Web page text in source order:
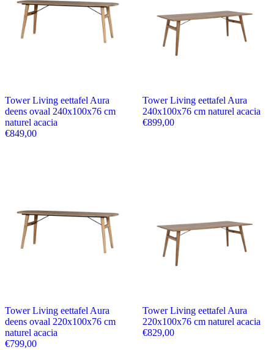
Tower Living eettafel Aura
deens ovaal 240x100x76 cm
naturel acacia
€849,00
Tower Living eettafel Aura
240x100x76 cm naturel acacia
€899,00
Tower Living eettafel Aura
deens ovaal 220x100x76 cm
naturel acacia
€799,00
Tower Living eettafel Aura
220x100x76 cm naturel acacia
€829,00